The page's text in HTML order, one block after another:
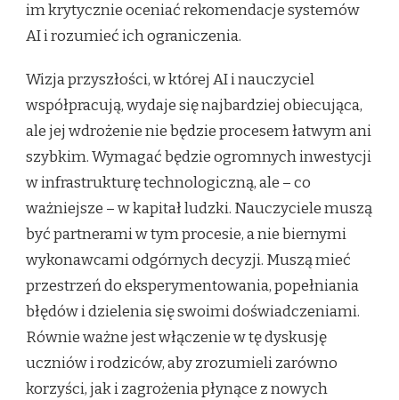
im krytycznie oceniać rekomendacje systemów
AI i rozumieć ich ograniczenia.
Wizja przyszłości, w której AI i nauczyciel
współpracują, wydaje się najbardziej obiecująca,
ale jej wdrożenie nie będzie procesem łatwym ani
szybkim. Wymagać będzie ogromnych inwestycji
w infrastrukturę technologiczną, ale – co
ważniejsze – w kapitał ludzki. Nauczyciele muszą
być partnerami w tym procesie, a nie biernymi
wykonawcami odgórnych decyzji. Muszą mieć
przestrzeń do eksperymentowania, popełniania
błędów i dzielenia się swoimi doświadczeniami.
Równie ważne jest włączenie w tę dyskusję
uczniów i rodziców, aby zrozumieli zarówno
korzyści, jak i zagrożenia płynące z nowych